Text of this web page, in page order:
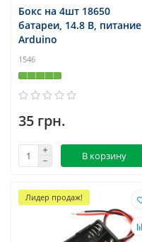
Бокс на 4шт 18650
батареи, 14.8 В, питание
Arduino
1546
35 грн.
В корзину
Лидер продаж!